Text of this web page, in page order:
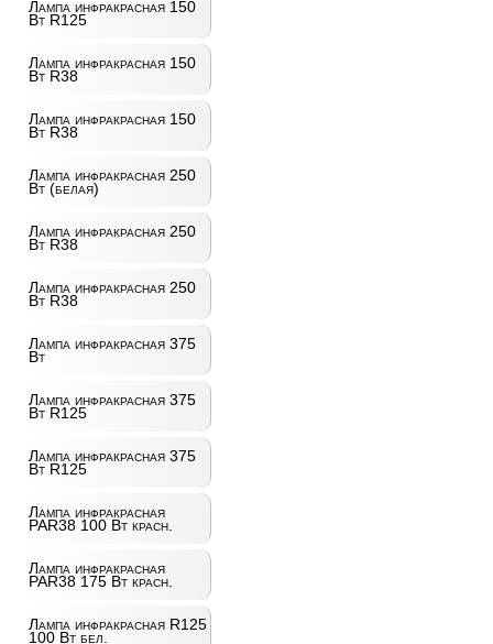
Лампа инфракрасная 150
Вт R125
Лампа инфракрасная 150
Вт R38
Лампа инфракрасная 150
Вт R38
Лампа инфракрасная 250
Вт (белая)
Лампа инфракрасная 250
Вт R38
Лампа инфракрасная 250
Вт R38
Лампа инфракрасная 375
Вт
Лампа инфракрасная 375
Вт R125
Лампа инфракрасная 375
Вт R125
Лампа инфракрасная
PAR38 100 Вт красн.
Лампа инфракрасная
PAR38 175 Вт красн.
Лампа инфракрасная R125
100 Вт бел.